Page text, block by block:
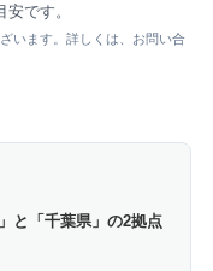
です。
います。詳しくは、お問い合
と「千葉県」の2拠点